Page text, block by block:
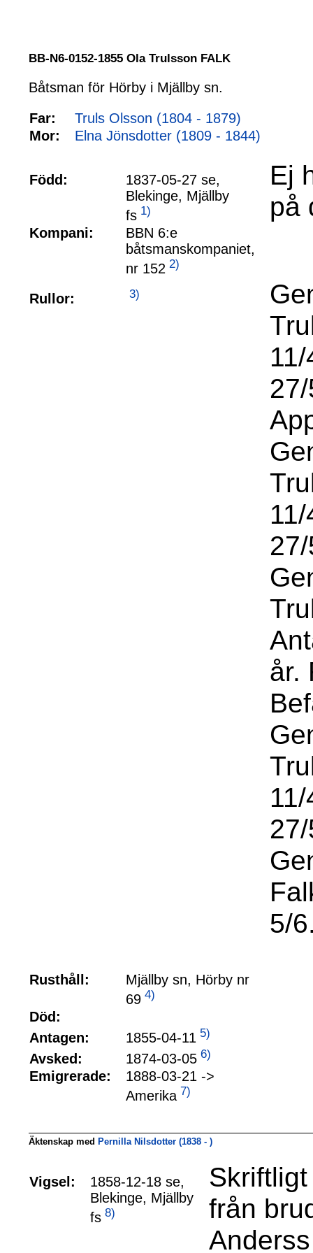
BB-N6-0152-1855 Ola Trulsson FALK
Båtsman för Hörby i Mjällby sn.
Far:
Truls Olsson (1804 - 1879)
Mor:
Elna Jönsdotter (1809 - 1844)
Född:
1837-05-27 se,
Blekinge, Mjällby
fs 1)
Ej
på
Kompani:
BBN 6:e
båtsmanskompaniet,
nr 152 2)
Rullor: 3)
år.
5/
Rusthåll:
Mjällby sn, Hörby nr
69 4)
Död:
Antagen:
1855-04-11 5)
Avsked: 1874-03-05 6)
Emigrerade:
1888-03-21 ->
Amerika 7)
Äktenskap med Pernilla Nilsdotter (1838 - )
Vigsel:
1858-12-18 se,
Blekinge, Mjällby
fs 8)
från
Anderss